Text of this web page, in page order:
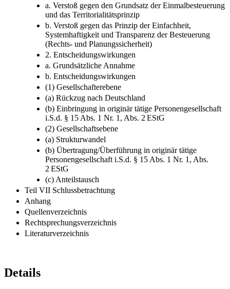
a. Verstoß gegen den Grundsatz der Einmalbesteuerung
und das Territorialitätsprinzip
b. Verstoß gegen das Prinzip der Einfachheit,
Systemhaftigkeit und Transparenz der Besteuerung
(Rechts- und Planungssicherheit)
2. Entscheidungswirkungen
a. Grundsätzliche Annahme
b. Entscheidungswirkungen
(1) Gesellschafterebene
(a) Rückzug nach Deutschland
(b) Einbringung in originär tätige Personengesellschaft
i.S.d. § 15 Abs. 1 Nr. 1, Abs. 2 EStG
(2) Gesellschaftsebene
(a) Strukturwandel
(b) Übertragung/Überführung in originär tätige
Personengesellschaft i.S.d. § 15 Abs. 1 Nr. 1, Abs.
2 EStG
(c) Anteilstausch
Teil VII Schlussbetrachtung
Anhang
Quellenverzeichnis
Rechtsprechungsverzeichnis
Literaturverzeichnis
Details